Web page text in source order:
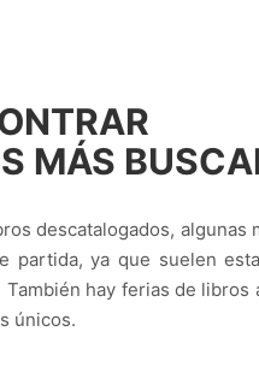
MÁS
descatalogados, algunas
partida, ya que suelen
hay ferias de
únicos.